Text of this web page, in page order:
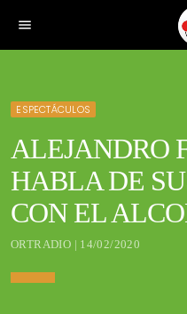
menu
ESPECTÁCULOS
ALEJANDRO
HABLA DE
CON EL
ORTRADIO | 14/02/2020